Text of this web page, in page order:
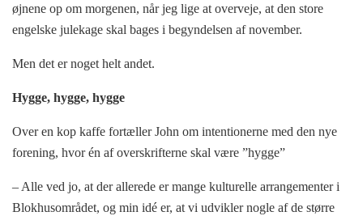
øjnene op om morgenen, når jeg lige at overveje, at den store
engelske julekage skal bages i begyndelsen af november.
Men det er noget helt andet.
Hygge, hygge, hygge
Over en kop kaffe fortæller John om intentionerne med den nye
forening, hvor én af overskrifterne skal være ”hygge”
– Alle ved jo, at der allerede er mange kulturelle arrangementer i
Blokhusområdet, og min idé er, at vi udvikler nogle af de større